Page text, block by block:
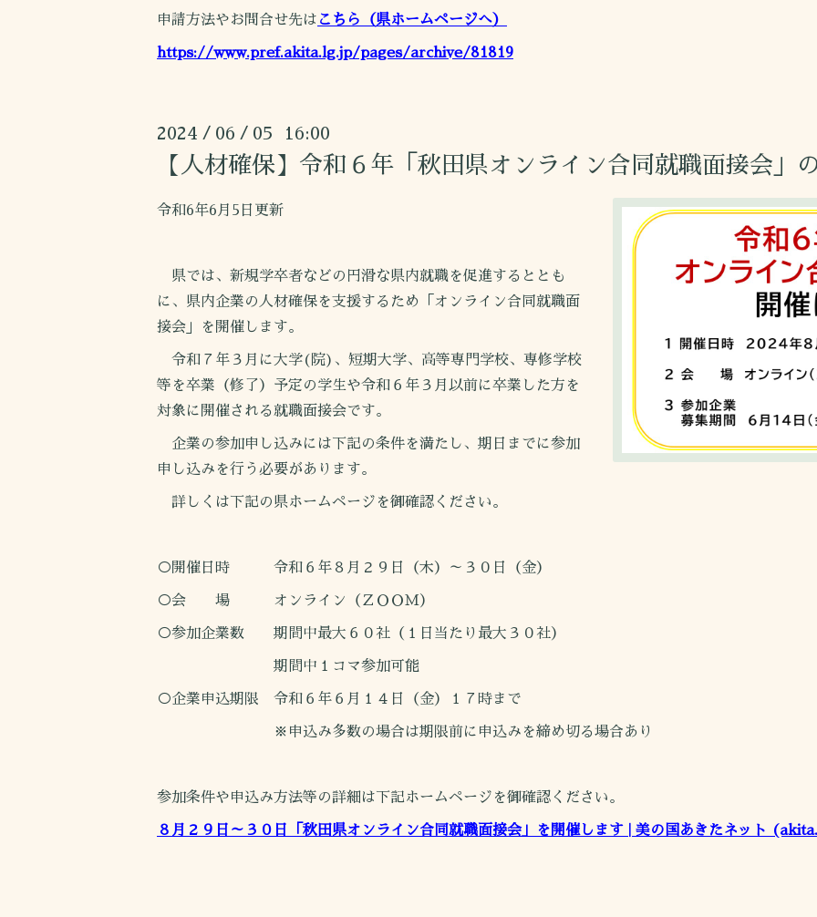
申請方法やお問合せ先は こちら（県ホームページへ）
https://www.pref.akita.lg.jp/pages/archive/81819
2024 / 06 / 05 16:00
【人材確保】令和６年「秋田県オンライン合同就職面接会」
令和6年6月5日更新
県では、新規学卒者などの円滑な県内就職を促進するととも
に、県内企業の人材確保を支援するため「オンライン合同就職面
接会」を開催します。
令和７年３月に大学(院)、短期大学、高等専門学校、専修学校
等を卒業（修了）予定の学生や令和６年３月以前に卒業した方を
対象に開催される就職面接会です。
企業の参加申し込みには下記の条件を満たし、期日までに参加
申し込みを行う必要があります。
詳しくは下記の県ホームページを御確認ください。
○開催日時 令和６年８月２９日（木）～３０日（金）
○会 場 オンライン（ＺＯＯＭ）
○参加企業数 期間中最大６０社（１日当たり最大３０社）
期間中１コマ参加可能
○企業申込期限 令和６年６月１４日（金）１７時まで
※申込み多数の場合は期限前に申込みを締め切る場合あり
参加条件や申込み方法等の詳細は下記ホームページを御確認ください。
８月２９日～３０日「秋田県オンライン合同就職面接会」を開催します | 美の国あきたネット